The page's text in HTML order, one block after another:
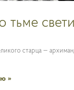
тьме
старца —
»